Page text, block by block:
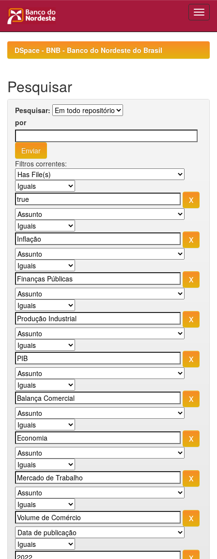
navigationDSpace - BNB - Banco do Nordeste do Brasil
Pesquisar
Pesquisar:
por
Filtros correntes: